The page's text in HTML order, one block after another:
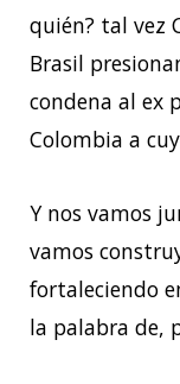
quién? tal vez
Brasil
condena al ex
Colombia a
Y nos vamos
vamos
fortaleciendo
la palabra de,